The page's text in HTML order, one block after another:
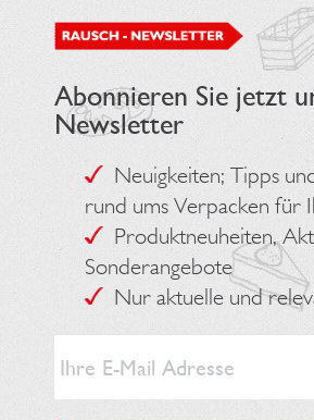
Abonnieren Sie jetzt
Newsletter
Neuigkeiten; Tipps
rund ums Verpacken für
Produktneuheiten,
Sonderangebote
Nur aktuelle und